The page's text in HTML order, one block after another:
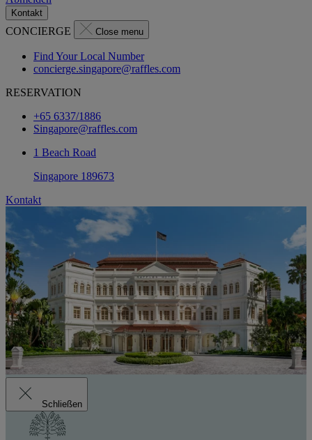
Kontakt
CONCIERGE Close menu
Find Your Local Number
concierge.singapore@raffles.com
RESERVATION
+65 6337/1886
Singapore@raffles.com
1 Beach Road
Singapore 189673
Kontakt
Schließen